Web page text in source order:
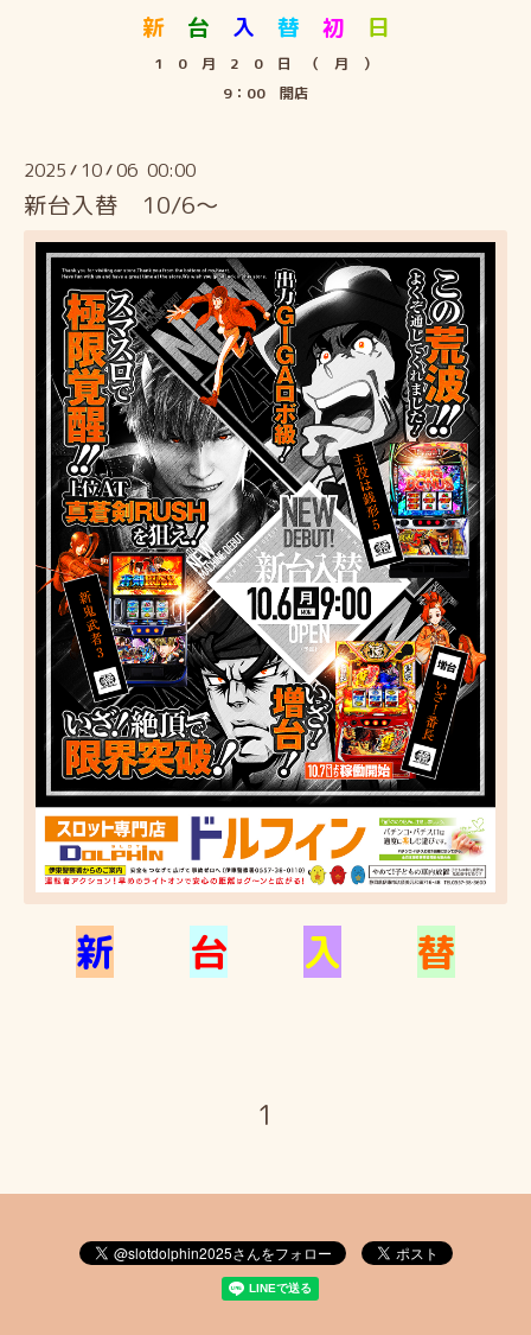
新 台 入 替 初 日
1 0 月 2 0 日 （ 月 ）
9：00 開店
2025 / 10/06 00:00
新台入替 10/6～
新 台 入 替
1